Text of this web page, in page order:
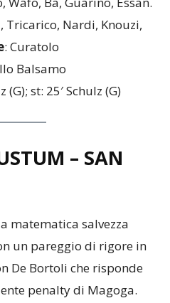
Tricarico, Nardi, Knouzi,
: Curatolo
Balsamo
(G); st: 25′ Schulz (G)
– SAN
matematica salvezza
un pareggio di rigore in
De Bortoli che risponde
penalty di Magoga.